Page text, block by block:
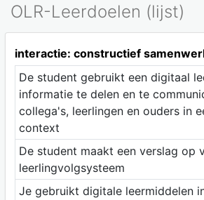
OLR-Leerdoelen (lijst)
interactie: constructief
De student gebruikt een digitaal
informatie te delen en te
collega's, leerlingen en ouders in
context
De student maakt een verslag op
leerlingvolgsysteem
Je gebruikt digitale leermiddelen